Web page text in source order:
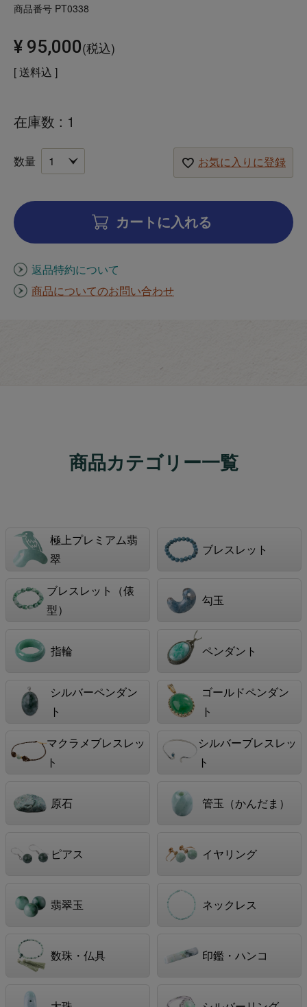
商品番号 PT0338
¥ 95,000 税込
送料込
在庫数 1
お気に入りに登録
カートに入れる
返品特約について
商品についてのお問い合わせ
商品カテゴリー一覧
極上プレミアム翡
翠
ブレスレット
ブレスレット（俵
型）
勾玉
指輪 ペンダント
シルバーペンダン
ト
ゴールドペンダン
ト
マクラメブレスレッ
ト
シルバーブレスレッ
ト
原石 管玉（かんだま）
ピアス イヤリング
翡翠玉 ネックレス
数珠・仏具 印鑑・ハンコ